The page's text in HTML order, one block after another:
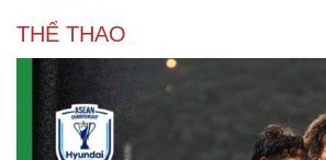
THỂ THAO